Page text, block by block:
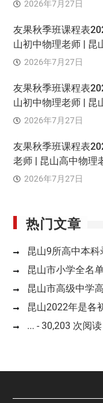
2026年7月27日
友果秋季班课程表
山初中物理老师 | 昆
2026年7月27日
友果秋季班课程表
山初中物理老师 | 昆
2026年7月27日
友果秋季班课程表
老师 | 昆山高中物理
2026年7月27日
热门文章
昆山9所高中本科
昆山市小学全名
昆山市高级中学
昆山2022年是各
... - 30,203 次阅读